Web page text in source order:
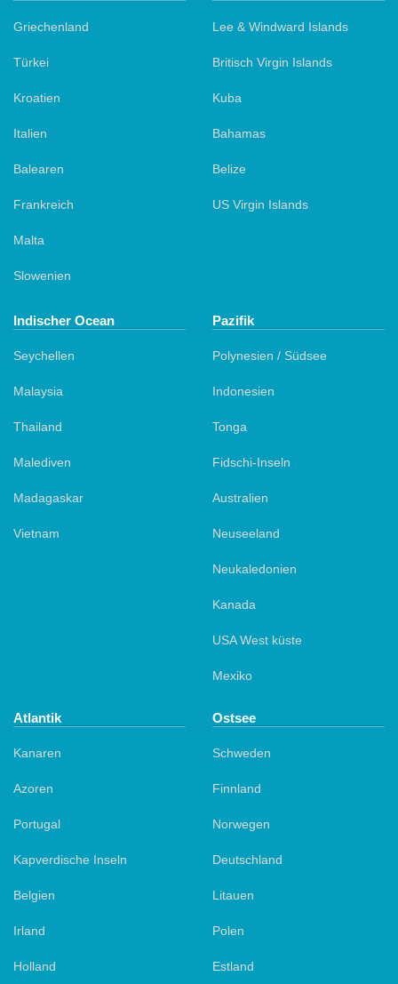
Griechenland
Türkei
Kroatien
Italien
Balearen
Frankreich
Malta
Slowenien
Lee & Windward Islands
Britisch Virgin Islands
Kuba
Bahamas
Belize
US Virgin Islands
Indischer Ocean
Seychellen
Malaysia
Thailand
Malediven
Madagaskar
Vietnam
Pazifik
Polynesien / Südsee
Indonesien
Tonga
Fidschi-Inseln
Australien
Neuseeland
Neukaledonien
Kanada
USA West küste
Mexiko
Atlantik
Kanaren
Azoren
Portugal
Kapverdische Inseln
Belgien
Irland
Holland
Ostsee
Schweden
Finnland
Norwegen
Deutschland
Litauen
Polen
Estland